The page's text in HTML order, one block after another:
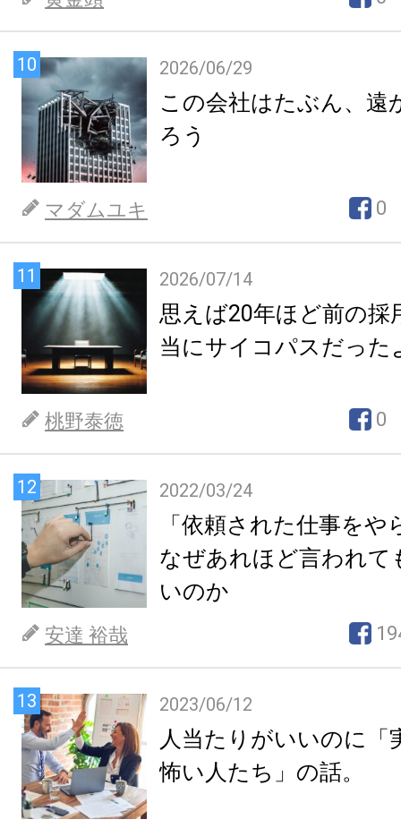
10 2026/06/29
この会社はたぶん、遠
ろう
マダムユキ 0
11 2026/07/14
思えば20年ほど前の採
当にサイコパスだった
桃野泰徳 0
12 2022/03/24
「依頼された仕事を
なぜあれほど言われて
いのか
安達 裕哉
13 2023/06/12
人当たりがいいのに「
怖い人たち」の話。